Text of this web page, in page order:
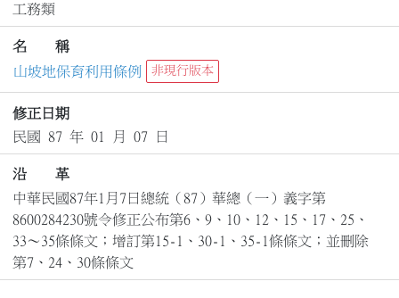
工務類
名 稱
山坡地保育利用條例
非現行版本
修正日期
民國 87 年 01 月 07 日
沿 革
中華民國87年1月7日總統（87）華總（一）義字第
8600284230號令修正公布第6、9、10、12、15、17、25、
33～35條條文；增訂第15-1、30-1、35-1條條文；並刪除
第7、24、30條條文